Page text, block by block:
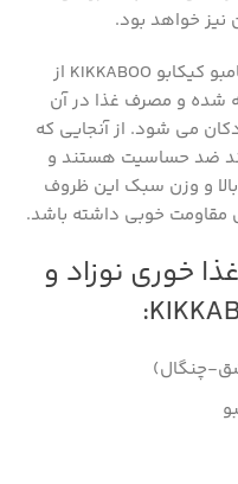
نیز خواهد بود.
ست ظروف غذا خوری نوزاد و کودک بامبو کیکابو KIKKABOO از
شده و مصرف غذا در آن
می شود. از آنجایی که
ضد حساسیت هستند و
بالا و وزن سبک این ظروف
مقاومت خوبی داشته باشد.
خوری نوزاد و
چنگال)